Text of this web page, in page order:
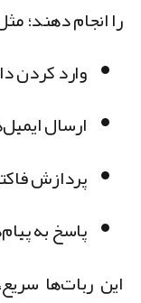
انجام دهند؛ مثل:
وارد کردن
ارسال
پردازش
پاسخ به
ربات‌ها سریع،